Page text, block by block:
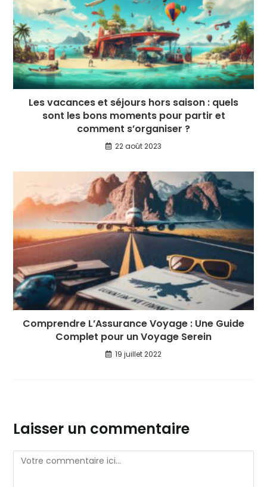
Les vacances et séjours hors saison : quels
sont les bons moments pour partir et
comment s’organiser ?
22 août 2023
Comprendre L’Assurance Voyage : Une Guide
Complet pour un Voyage Serein
19 juillet 2022
Laisser un commentaire
Comment